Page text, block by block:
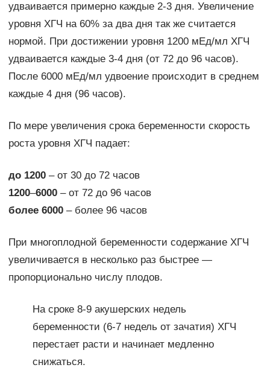
удваивается примерно каждые 2-3 дня. Увеличение
уровня ХГЧ на 60% за два дня так же считается
нормой. При достижении уровня 1200 мЕд/мл ХГЧ
удваивается каждые 3-4 дня (от 72 до 96 часов).
После 6000 мЕд/мл удвоение происходит в среднем
каждые 4 дня (96 часов).
По мере увеличения срока беременности скорость
роста уровня ХГЧ падает:
до 1200– от 30 до 72 часов
1200–6000– от 72 до 96 часов
более 6000– более 96 часов
При многоплодной беременности содержание ХГЧ
увеличивается в несколько раз быстрее —
пропорционально числу плодов.
На сроке 8-9 акушерских недель
беременности (6-7 недель от зачатия) ХГЧ
перестает расти и начинает медленно
снижаться.